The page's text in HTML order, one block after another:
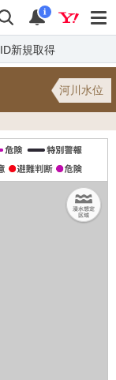
検索 通知
i
ID新規取得
河川水位